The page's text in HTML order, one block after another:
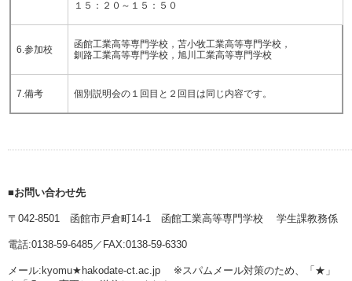
１５：２０～１５：５０
6.参加校
函館工業高等専門学校，苫小牧工業高等専門学校，
釧路工業高等専門学校，旭川工業高等専門学校
7.備考 個別説明会の１回目と２回目は同じ内容です。
■お問い合わせ先
〒042-8501 函館市戸倉町14-1 函館工業高等専門学校 学生課教務係
電話:0138-59-6485／FAX:0138-59-6330
メール:kyomu★hakodate-ct.ac.jp ※スパムメール対策のため、「★」